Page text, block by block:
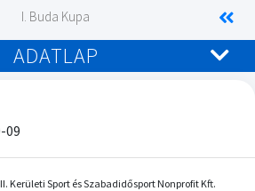
I. Buda Kupa
ADATLAP
09
II. Kerületi Sport és Szabadidősport Nonprofit Kft.